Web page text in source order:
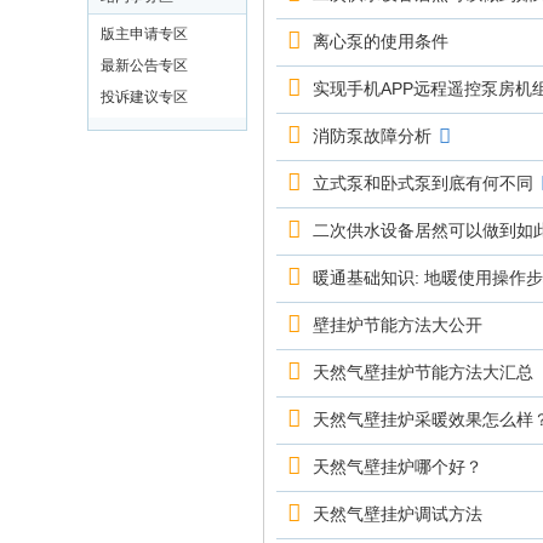
版主申请专区
最新公告专区
投诉建议专区
离心泵的使用条件
实现手机APP远程遥控泵房机
消防泵故障分析
立式泵和卧式泵到底有何不同
二次供水设备居然可以做到如
暖通基础知识: 地暖使用操作
壁挂炉节能方法大公开
天然气壁挂炉节能方法大汇总
天然气壁挂炉采暖效果怎么样
天然气壁挂炉哪个好？
天然气壁挂炉调试方法